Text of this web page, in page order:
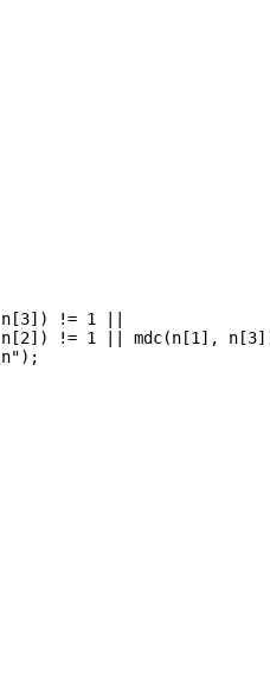
n[3]) != 1 ||
!= 1 || mdc(n[1],